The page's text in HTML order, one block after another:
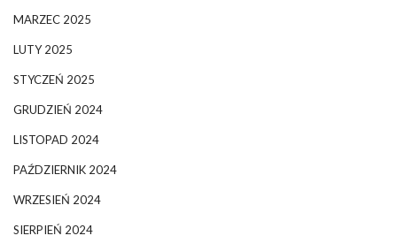
MARZEC 2025
LUTY 2025
STYCZEŃ 2025
GRUDZIEŃ 2024
LISTOPAD 2024
PAŹDZIERNIK 2024
WRZESIEŃ 2024
SIERPIEŃ 2024